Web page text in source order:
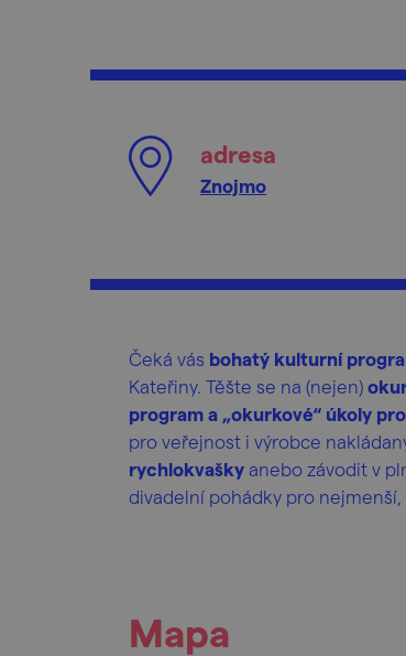
adresa
Znojmo
Čeká vás bohatý kulturní
Kateřiny. Těšte se na (nejen)
program a „okurkové“ úkoly
pro veřejnost i výrobce
rychlokvašky anebo závodit v
divadelní pohádky pro
Mapa